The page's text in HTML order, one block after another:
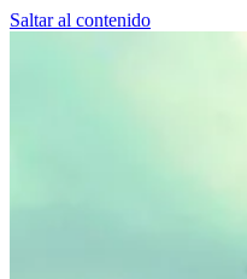
Saltar al contenido